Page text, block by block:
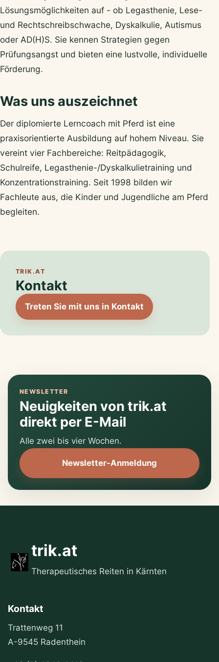
Lösungsmöglichkeiten auf - ob Legasthenie, Lese-
und Rechtschreibschwache, Dyskalkulie, Autismus
oder AD(H)S. Sie kennen Strategien gegen
Prüfungsangst und bieten eine lustvolle, individuelle
Förderung.
Was uns auszeichnet
Der diplomierte Lerncoach mit Pferd ist eine
praxisorientierte Ausbildung auf hohem Niveau. Sie
vereint vier Fachbereiche: Reitpädagogik,
Schulreife, Legasthenie-/Dyskalkulietraining und
Konzentrationstraining. Seit 1998 bilden wir
Fachleute aus, die Kinder und Jugendliche am Pferd
begleiten.
TRIK.AT
Kontakt
Treten Sie mit uns in Kontakt
NEWSLETTER
Neuigkeiten von trik.at
direkt per E-Mail
Alle zwei bis vier Wochen.
Newsletter-Anmeldung
trik.at
Therapeutisches Reiten in Kärnten
Kontakt
Trattenweg 11
A-9545 Radenthein